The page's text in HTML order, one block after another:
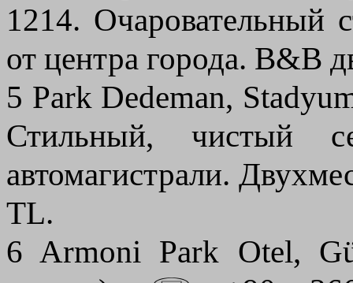
1214. Очаровательный
от центра города. B&B
5 Park Dedeman,
Стильный, чистый
автомагистрали.
TL.
6 Armoni Park Otel,